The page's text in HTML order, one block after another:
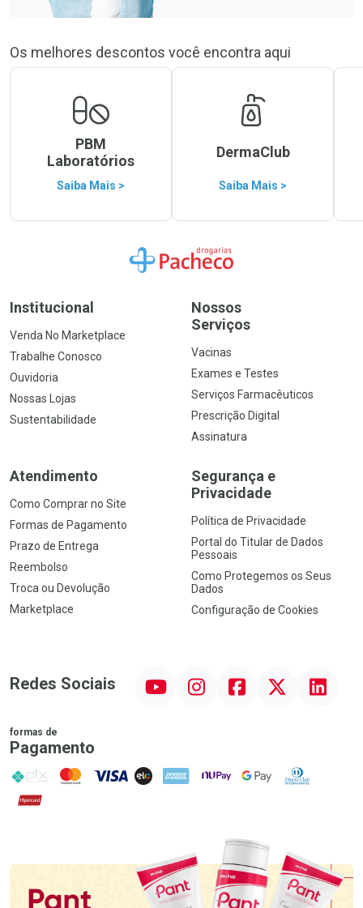
Os melhores descontos você encontra aqui
PBM
Laboratórios
Saiba Mais >
DermaClub
Saiba Mais >
Ir para a Home
Institucional
Venda No Marketplace
Trabalhe Conosco
Ouvidoria
Nossas Lojas
Sustentabilidade
Nossos
Serviços
Vacinas
Exames e Testes
Serviços Farmacêuticos
Prescrição Digital
Assinatura
Atendimento
Como Comprar no Site
Formas de Pagamento
Prazo de Entrega
Reembolso
Troca ou Devolução
Marketplace
Segurança e
Privacidade
Política de Privacidade
Portal do Titular de Dados
Pessoais
Como Protegemos os Seus
Dados
Configuração de Cookies
Redes Sociais InstagramFacebookTwitter Linkedin
formas de
Pagamento
PIX MasterCard
VISA ELO AMEX NuPay Google PayDiners Club
Hipercard
Promoção em Destaque